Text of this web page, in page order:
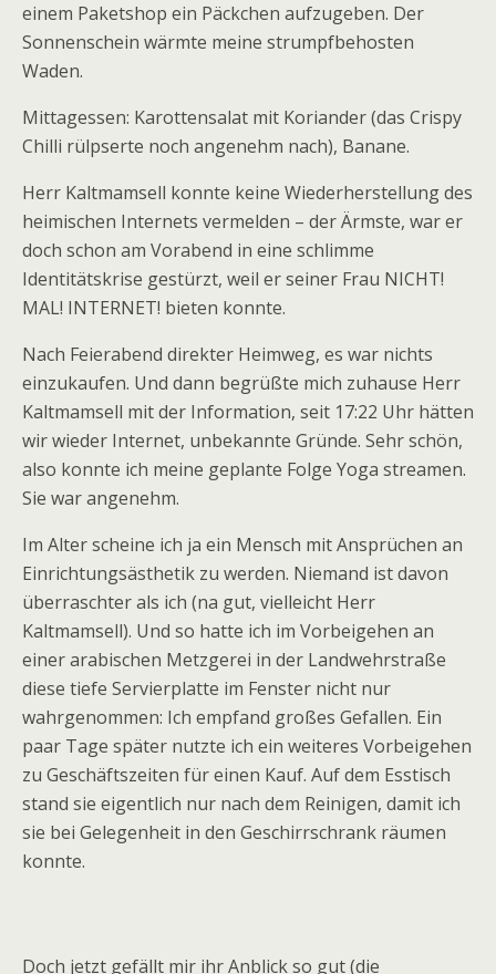
einem Paketshop ein Päckchen aufzugeben. Der
Sonnenschein wärmte meine strumpfbehosten
Waden.
Mittagessen: Karottensalat mit Koriander (das Crispy
Chilli rülpserte noch angenehm nach), Banane.
Herr Kaltmamsell konnte keine Wiederherstellung des
heimischen Internets vermelden – der Ärmste, war er
doch schon am Vorabend in eine schlimme
Identitätskrise gestürzt, weil er seiner Frau NICHT!
MAL! INTERNET! bieten konnte.
Nach Feierabend direkter Heimweg, es war nichts
einzukaufen. Und dann begrüßte mich zuhause Herr
Kaltmamsell mit der Information, seit 17:22 Uhr hätten
wir wieder Internet, unbekannte Gründe. Sehr schön,
also konnte ich meine geplante Folge Yoga streamen.
Sie war angenehm.
Im Alter scheine ich ja ein Mensch mit Ansprüchen an
Einrichtungsästhetik zu werden. Niemand ist davon
überraschter als ich (na gut, vielleicht Herr
Kaltmamsell). Und so hatte ich im Vorbeigehen an
einer arabischen Metzgerei in der Landwehrstraße
diese tiefe Servierplatte im Fenster nicht nur
wahrgenommen: Ich empfand großes Gefallen. Ein
paar Tage später nutzte ich ein weiteres Vorbeigehen
zu Geschäftszeiten für einen Kauf. Auf dem Esstisch
stand sie eigentlich nur nach dem Reinigen, damit ich
sie bei Gelegenheit in den Geschirrschrank räumen
konnte.
Doch jetzt gefällt mir ihr Anblick so gut (die